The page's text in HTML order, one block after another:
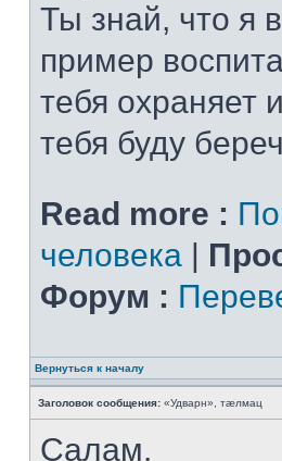
Ты знай, что я
пример
тебя охраняет
тебя буду
Read more :
человека |
Форум :
Вернуться к началу
Заголовок сообщения: «Удварн», тæлмац
Салам.